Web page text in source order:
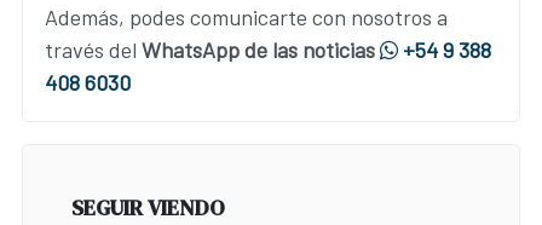
Además, podes comunicarte con nosotros a
través del WhatsApp de las noticias
+54 9 388
408 6030
SEGUIR VIENDO